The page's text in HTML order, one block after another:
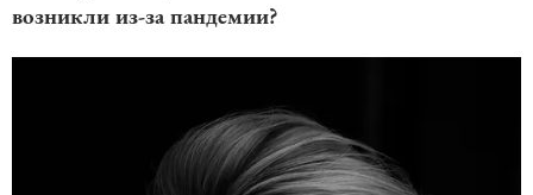
возникли из-за пандемии?